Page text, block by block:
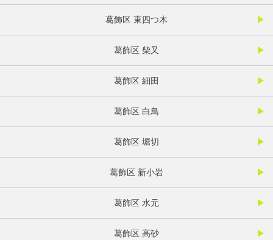
葛飾区 東四つ木
葛飾区 柴又
葛飾区 細田
葛飾区 白鳥
葛飾区 堀切
葛飾区 新小岩
葛飾区 水元
葛飾区 高砂